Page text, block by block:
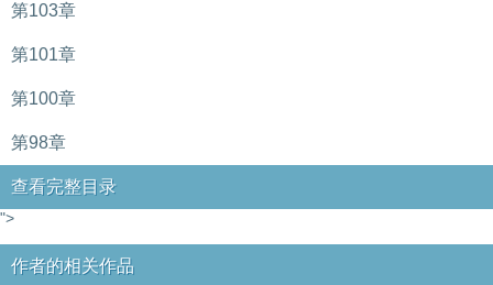
第103章
第101章
第100章
第98章
查看完整目录
">
作者的相关作品